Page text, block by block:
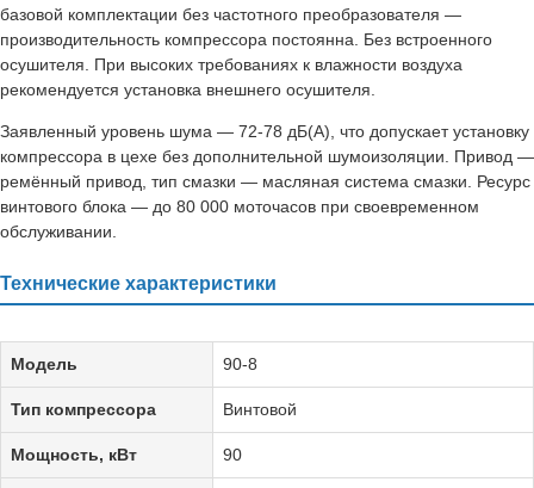
базовой комплектации без частотного преобразователя —
производительность компрессора постоянна. Без встроенного
осушителя. При высоких требованиях к влажности воздуха
рекомендуется установка внешнего осушителя.
Заявленный уровень шума — 72-78 дБ(А), что допускает установку
компрессора в цехе без дополнительной шумоизоляции. Привод —
ремённый привод, тип смазки — масляная система смазки. Ресурс
винтового блока — до 80 000 моточасов при своевременном
обслуживании.
Технические характеристики
Модель 90-8
Тип компрессора Винтовой
Мощность, кВт 90